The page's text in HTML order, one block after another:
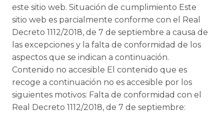
este sitio web. Situación de cumplimiento Este
sitio web es parcialmente conforme con el Real
Decreto 1112/2018, de 7 de septiembre a causa de
las excepciones y la falta de conformidad de los
aspectos que se indican a continuación.
Contenido no accesible El contenido que es
recoge a continuación no es accesible por los
siguientes motivos: Falta de conformidad con el
Real Decreto 1112/2018, de 7 de septiembre: